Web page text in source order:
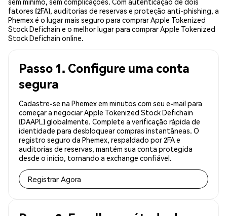
fatores (2FA), auditorias de reservas e proteção anti-phishing, a
Phemex é o lugar mais seguro para comprar Apple Tokenized
Stock Defichain e o melhor lugar para comprar Apple Tokenized
Stock Defichain online.
Passo 1. Configure uma conta
segura
Cadastre-se na Phemex em minutos com seu e-mail para
começar a negociar Apple Tokenized Stock Defichain
(DAAPL) globalmente. Complete a verificação rápida de
identidade para desbloquear compras instantâneas. O
registro seguro da Phemex, respaldado por 2FA e
auditorias de reservas, mantém sua conta protegida
desde o início, tornando a exchange confiável.
Registrar Agora